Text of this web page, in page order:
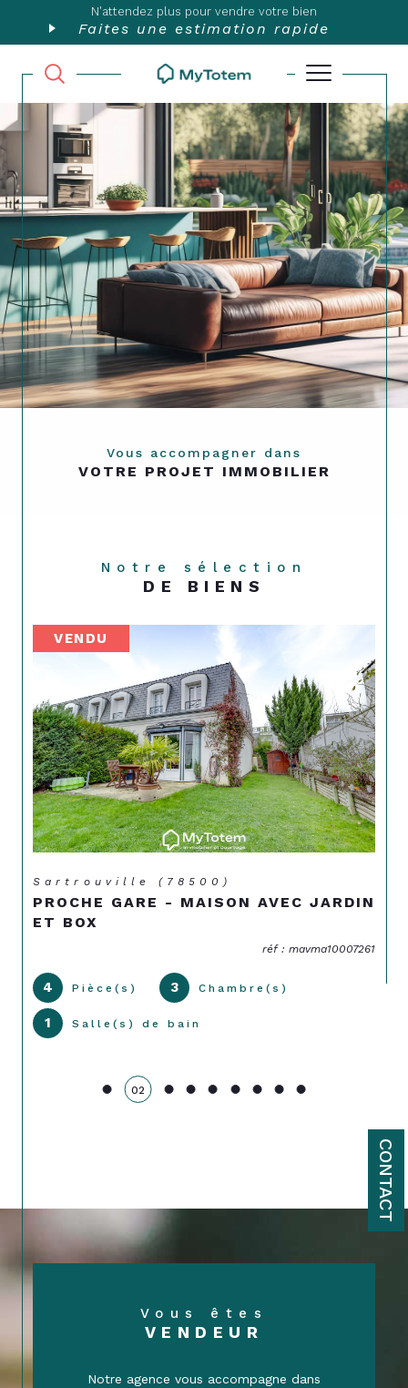
N'attendez plus pour vendre votre bien
Faites une estimation rapide
CONTACT
Vous accompagner dans
VOTRE PROJET IMMOBILIER
Notre sélection
DE BIENS
VENDU
Sartrouville (78500)
PROCHE GARE - MAISON AVEC JARDIN
ET BOX
réf : mavma10007261
4 Pièce(s) 3 Chambre(s)
1 Salle(s) de bain
02
Vous êtes
VENDEUR
Notre agence vous accompagne dans